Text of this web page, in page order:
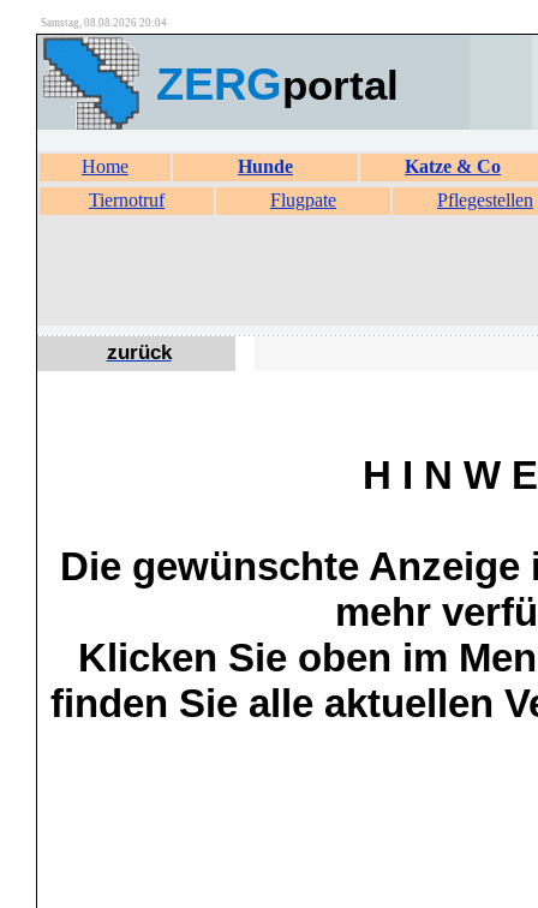
Samstag, 08.08.2026 20:04
ZERGportal
Home Hunde
Katze & Co
Tiernotruf
Flugpate Pflegestellen
zurück
H I N W
Die gewünschte
mehr
Klicken Sie oben im
finden Sie alle aktuellen